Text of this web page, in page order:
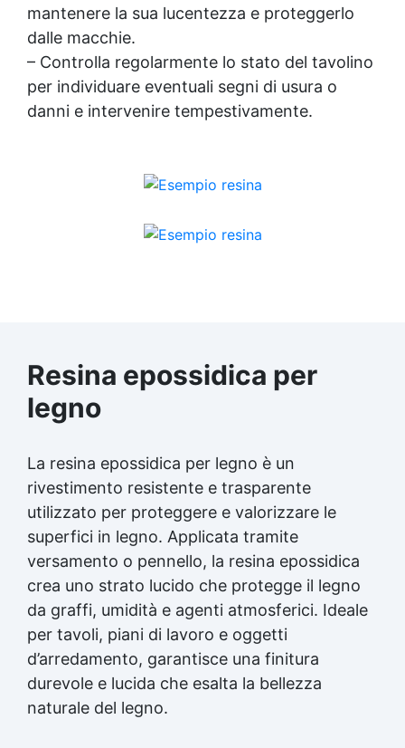
mantenere la sua lucentezza e proteggerlo
dalle macchie.
– Controlla regolarmente lo stato del tavolino
per individuare eventuali segni di usura o
danni e intervenire tempestivamente.
Resina epossidica per
legno
La resina epossidica per legno è un
rivestimento resistente e trasparente
utilizzato per proteggere e valorizzare le
superfici in legno. Applicata tramite
versamento o pennello, la resina epossidica
crea uno strato lucido che protegge il legno
da graffi, umidità e agenti atmosferici. Ideale
per tavoli, piani di lavoro e oggetti
d’arredamento, garantisce una finitura
durevole e lucida che esalta la bellezza
naturale del legno.